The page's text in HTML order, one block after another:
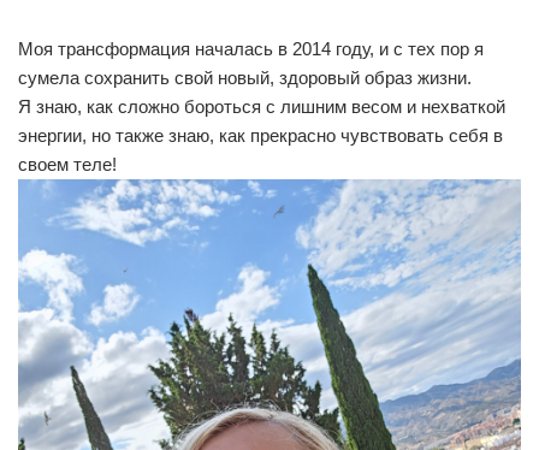
Моя трансформация началась в 2014 году, и с тех пор я
сумела сохранить свой новый, здоровый образ жизни.
Я знаю, как сложно бороться с лишним весом и нехваткой
энергии, но также знаю, как прекрасно чувствовать себя в
своем теле!